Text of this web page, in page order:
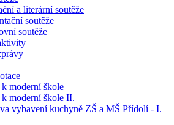
a literární soutěže
soutěže
soutěže
k moderní škole
k moderní škole II.
vybavení kuchyně ZŠ a MŠ Přídolí - I.